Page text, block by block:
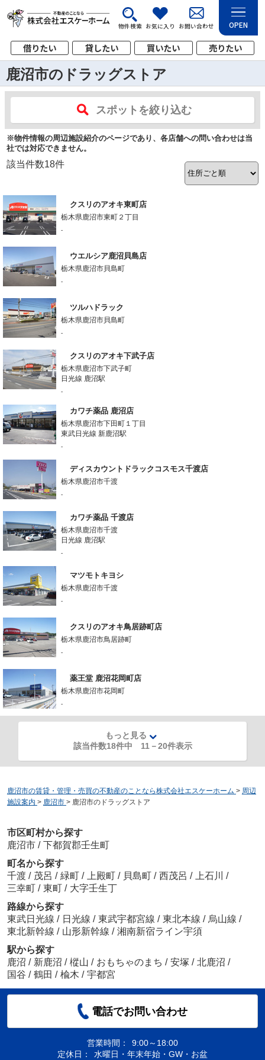
物件検索 お気に入り お問い合わせ OPEN
借りたい 貸したい 買いたい 売りたい
鹿沼市のドラッグストア
スポットを絞り込む
※物件情報の周辺施設紹介のページであり、各店舗への問い合わせは当
社では対応できません。
該当件数18件
クスリのアオキ東町店
栃木県鹿沼市東町２丁目
-
ウエルシア鹿沼貝島店
栃木県鹿沼市貝島町
-
ツルハドラック
栃木県鹿沼市貝島町
-
クスリのアオキ下武子店
栃木県鹿沼市下武子町
日光線 鹿沼駅
-
カワチ薬品 鹿沼店
栃木県鹿沼市下田町１丁目
東武日光線 新鹿沼駅
-
ディスカウントドラックコスモス千渡店
栃木県鹿沼市千渡
-
カワチ薬品 千渡店
栃木県鹿沼市千渡
日光線 鹿沼駅
-
マツモトキヨシ
栃木県鹿沼市千渡
-
クスリのアオキ鳥居跡町店
栃木県鹿沼市鳥居跡町
-
薬王堂 鹿沼花岡町店
栃木県鹿沼市花岡町
-
もっと見る
該当件数18件中 11－20件表示
鹿沼市の賃貸・管理・売買の不動産のことなら株式会社エスケーホーム > 周辺
施設案内 > 鹿沼市 > 鹿沼市のドラッグストア
市区町村から探す
鹿沼市 / 下都賀郡壬生町
町名から探す
千渡 / 茂呂 / 緑町 / 上殿町 / 貝島町 / 西茂呂 / 上石川 /
三幸町 / 東町 / 大字壬生丁
路線から探す
東武日光線 / 日光線 / 東武宇都宮線 / 東北本線 / 烏山線 /
東北新幹線 / 山形新幹線 / 湘南新宿ライン宇須
駅から探す
鹿沼 / 新鹿沼 / 樅山 / おもちゃのまち / 安塚 / 北鹿沼 /
国谷 / 鶴田 / 楡木 / 宇都宮
電話でお問い合わせ
営業時間：
9:00～18:00
定休日：
水曜日・年末年始・GW・お盆